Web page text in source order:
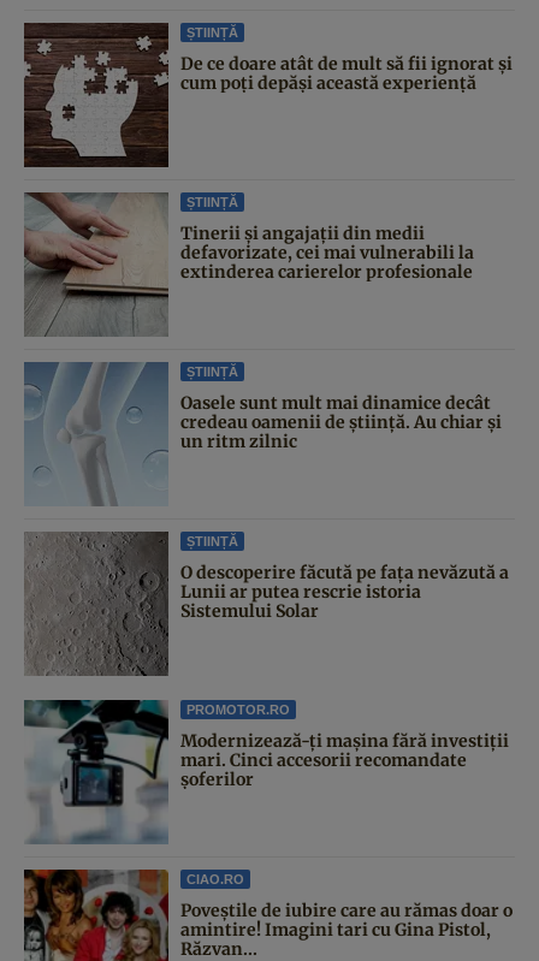
ȘTIINȚĂ
De ce doare atât de mult să fii ignorat și
cum poți depăși această experiență
ȘTIINȚĂ
Tinerii și angajații din medii
defavorizate, cei mai vulnerabili la
extinderea carierelor profesionale
ȘTIINȚĂ
Oasele sunt mult mai dinamice decât
credeau oamenii de știință. Au chiar și
un ritm zilnic
ȘTIINȚĂ
O descoperire făcută pe fața nevăzută a
Lunii ar putea rescrie istoria
Sistemului Solar
PROMOTOR.RO
Modernizează-ți mașina fără investiții
mari. Cinci accesorii recomandate
șoferilor
CIAO.RO
Poveştile de iubire care au rămas doar o
amintire! Imagini tari cu Gina Pistol,
Răzvan...